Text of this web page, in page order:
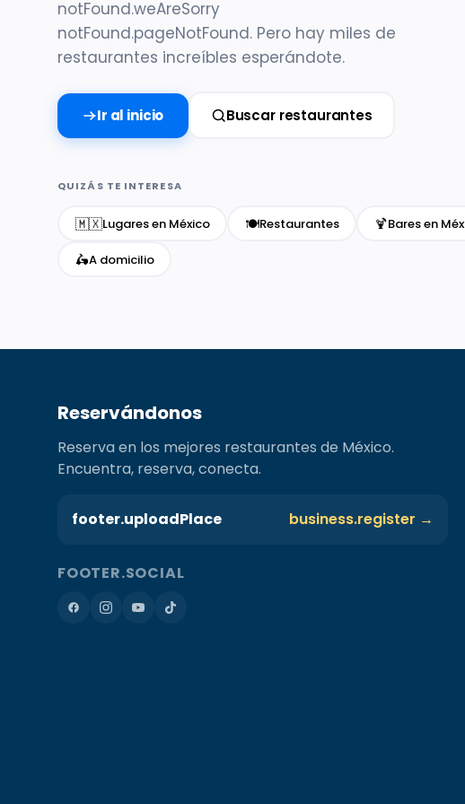
notFound.weAreSorry
notFound.pageNotFound. Pero hay miles de
restaurantes increíbles esperándote.
Ir al inicio Buscar restaurantes
QUIZÁS TE INTERESA
🇲🇽Lugares en México 🍽️Restaurantes 🍹Bares en
🛵A domicilio
Reservándonos
Reserva en los mejores restaurantes de México.
Encuentra, reserva, conecta.
footer.uploadPlace business.register →
FOOTER.SOCIAL